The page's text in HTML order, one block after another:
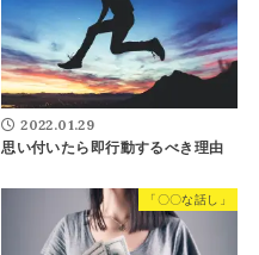
2022.01.29
思い付いたら即行動するべき理由
「〇〇な話し」